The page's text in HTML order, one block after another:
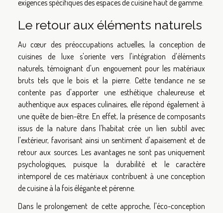
exigences spécifiques des espaces de cuisine haut de gamme.
Le retour aux éléments naturels
Au cœur des préoccupations actuelles, la conception de
cuisines de luxe s'oriente vers l'intégration d'éléments
naturels, témoignant d'un engouement pour les matériaux
bruts tels que le bois et la pierre. Cette tendance ne se
contente pas d'apporter une esthétique chaleureuse et
authentique aux espaces culinaires, elle répond également à
une quête de bien-être. En effet, la présence de composants
issus de la nature dans l'habitat crée un lien subtil avec
l'extérieur, favorisant ainsi un sentiment d'apaisement et de
retour aux sources. Les avantages ne sont pas uniquement
psychologiques, puisque la durabilité et le caractère
intemporel de ces matériaux contribuent à une conception
de cuisine à la fois élégante et pérenne.
Dans le prolongement de cette approche, l'éco-conception